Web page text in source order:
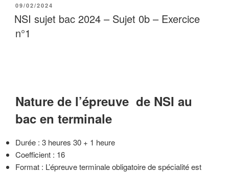
PUBLIÉ
LE
09/02/2024
NSI sujet bac 2024 – Sujet 0b – Exercice
n°1
Nature de l’épreuve de NSI au
bac en terminale
Durée : 3 heures 30 + 1 heure
Coefficient : 16
Format : L’épreuve terminale obligatoire de spécialité est